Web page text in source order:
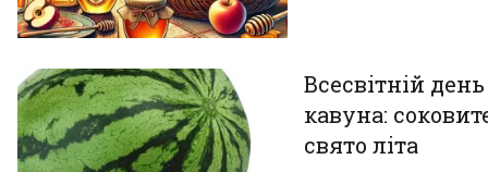
Всесвітній день
кавуна:
свято літа